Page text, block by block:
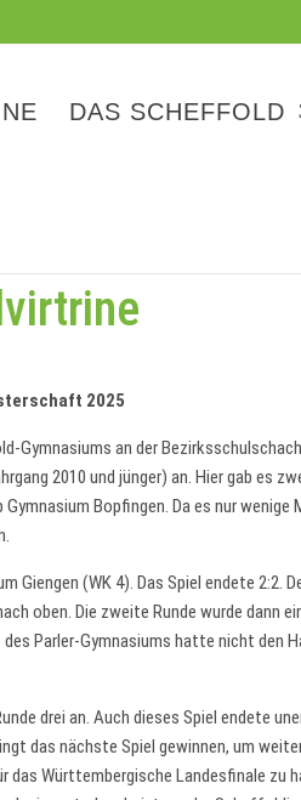
DAS SCHEFFOLD
2025
Gymnasiums an der
2010 und jünger) an. Hier gab es
Bopfingen. Da es nur wenige
Giengen (WK 4). Das Spiel endete 2:2.
oben. Die zweite Runde wurde dann
Parler-Gymnasiums hatte nicht den
drei an. Auch dieses Spiel endete
das nächste Spiel gewinnen, um
Württembergische Landesfinale zu